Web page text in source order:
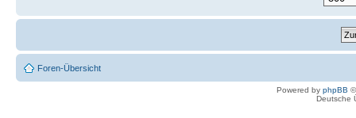
Foren-Übersicht
Powered by phpBB
Deutsche